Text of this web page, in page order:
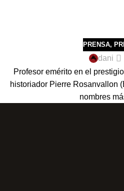
PRENSA,
dani
Profesor emérito en el
historiador Pierre Rosanvallon
nombres